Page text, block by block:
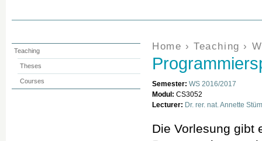
You are here
Home ›Teaching ›
Semester: WS 2016/2017
Modul: CS3052
Lecturer: Dr. rer. nat. Annette
Die Vorlesung gibt
Teaching
Theses
Courses